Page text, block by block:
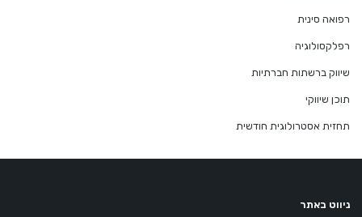
רפואה סינית
רפלקסולוגיה
שיווק ברשתות חברתיות
תוכן שיווקי
תחזית אסטרולוגית חודשית
ניווט באתר